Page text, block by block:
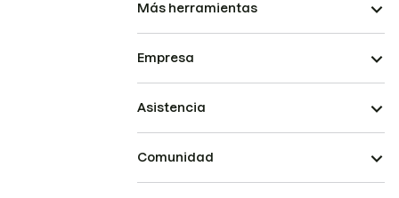
Más herramientas
Empresa
Asistencia
Comunidad